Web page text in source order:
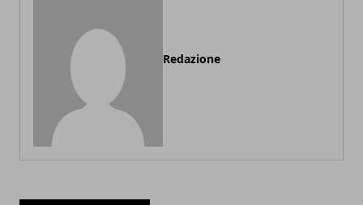
Redazione